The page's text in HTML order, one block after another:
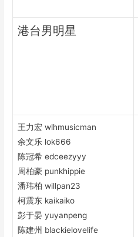
港台男明星
王力宏 wlhmusicman
余文乐 lok666
陈冠希 edceezyyy
周柏豪 punkhippie
潘玮柏 willpan23
柯震东 kaikaiko
彭于晏 yuyanpeng
陈建州 blackielovelife